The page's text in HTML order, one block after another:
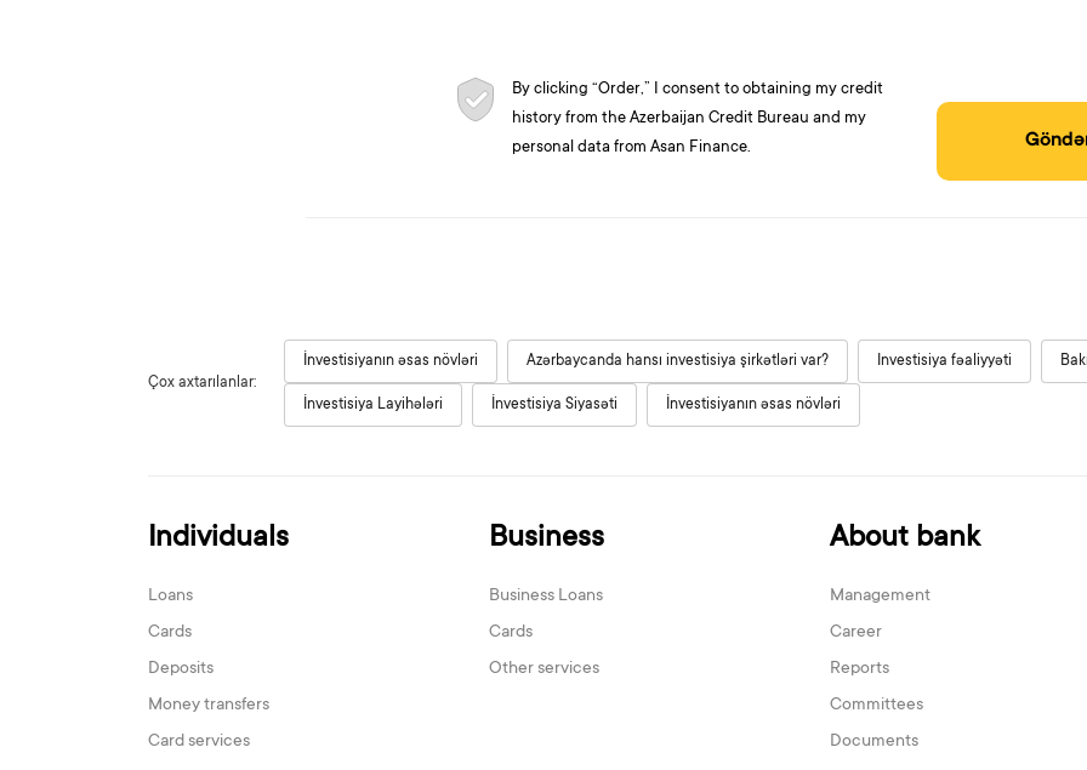
By clicking “Order,” I consent to obtaining my credit
history from the Azerbaijan Credit Bureau and my
personal data from Asan Finance.
Çox axtarılanlar:
İnvestisiyanın əsas növləri Azərbaycanda hansı investisiya şirkətləri var? Investisiya fəaliyyəti
İnvestisiya Layihələri İnvestisiya Siyasəti İnvestisiyanın əsas növləri
Individuals
Loans
Cards
Deposits
Money transfers
Card services
Business
Business Loans
Cards
Other services
About bank
Management
Career
Reports
Committees
Documents